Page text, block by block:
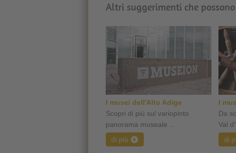
Altri suggerimenti che
I musei dell'Alto Adige
Scopri di più sul variopinto
panorama museale ...
di più
I
Da
Val
di